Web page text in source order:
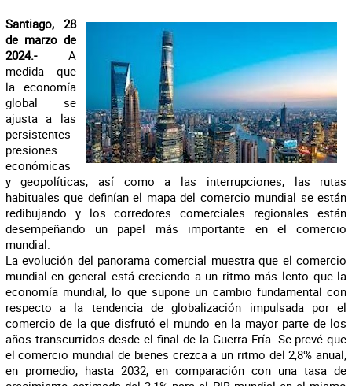
Santiago, 28
de marzo de
2024.-A
medida que
la economía
global se
ajusta a las
persistentes
presiones
económicas
y geopolíticas, así como a las interrupciones, las rutas
habituales que definían el mapa del comercio mundial se están
redibujando y los corredores comerciales regionales están
desempeñando un papel más importante en el comercio
mundial.
La evolución del panorama comercial muestra que el comercio
mundial en general está creciendo a un ritmo más lento que la
economía mundial, lo que supone un cambio fundamental con
respecto a la tendencia de globalización impulsada por el
comercio de la que disfrutó el mundo en la mayor parte de los
años transcurridos desde el final de la Guerra Fría. Se prevé que
el comercio mundial de bienes crezca a un ritmo del 2,8% anual,
en promedio, hasta 2032, en comparación con una tasa de